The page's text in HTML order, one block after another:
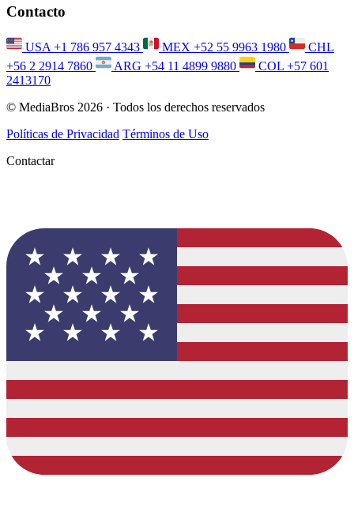
Contacto
USA +1 786 957 4343 MEX +52 55 9963 1980
CHL
+56 2 2914 7860
ARG +54 11 4899 9880 COL +57 601
2413170
© MediaBros 2026 · Todos los derechos reservados
Políticas de Privacidad Términos de Uso
Contactar